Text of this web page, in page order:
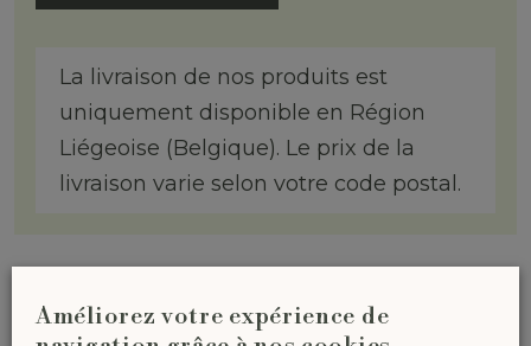
La livraison de nos produits est
uniquement disponible en Région
Liégeoise (Belgique). Le prix de la
livraison varie selon votre code postal.
Améliorez votre expérience de